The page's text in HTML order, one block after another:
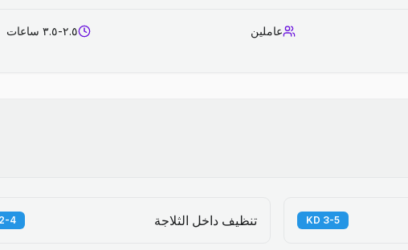
عاملين ٢.٥-٣.٥ ساعات
3-5 KD تنظيف داخل الثلاجة 2-4 KD